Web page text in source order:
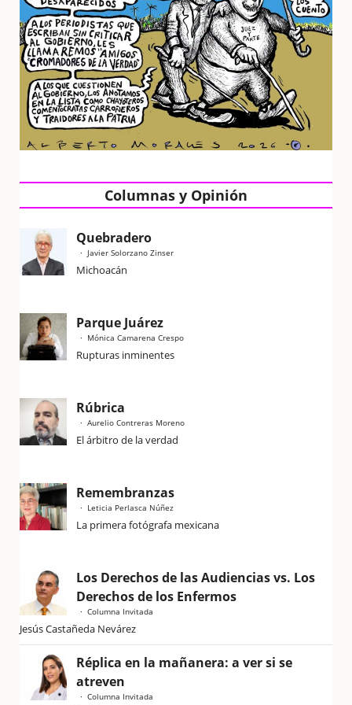
Columnas y Opinión
Quebradero
Javier Solorzano Zinser
Michoacán
Parque Juárez
Mónica Camarena Crespo
Rupturas inminentes
Rúbrica
Aurelio Contreras Moreno
El árbitro de la verdad
Remembranzas
Leticia Perlasca Núñez
La primera fotógrafa mexicana
Los Derechos de las Audiencias vs. Los
Derechos de los Enfermos
Columna Invitada
Jesús Castañeda Nevárez
Réplica en la mañanera: a ver si se
atreven
Columna Invitada